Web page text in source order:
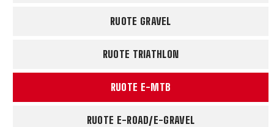
RUOTE GRAVEL
RUOTE TRIATHLON
RUOTE E-MTB
RUOTE E-ROAD/E-GRAVEL